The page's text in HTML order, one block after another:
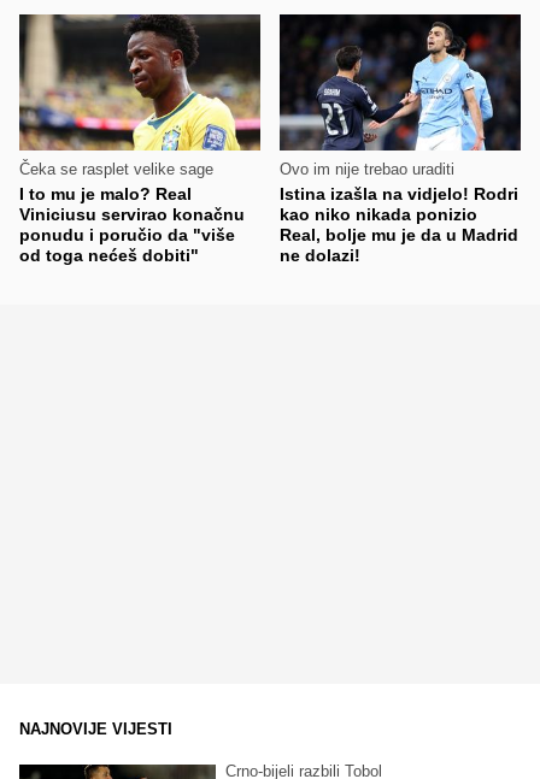
Čeka se rasplet velike sage
I to mu je malo? Real
Viniciusu servirao konačnu
ponudu i poručio da "više
od toga nećeš dobiti"
Ovo im nije trebao uraditi
Istina izašla na vidjelo! Rodri
kao niko nikada ponizio
Real, bolje mu je da u Madrid
ne dolazi!
NAJNOVIJE VIJESTI
Crno-bijeli razbili Tobol